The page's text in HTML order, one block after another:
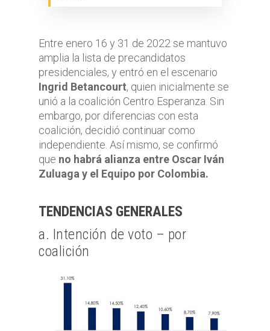
Entre enero 16 y 31 de 2022 se mantuvo
amplia la lista de precandidatos
presidenciales, y entró en el escenario
Ingrid Betancourt, quien inicialmente se
unió a la coalición Centro Esperanza. Sin
embargo, por diferencias con esta
coalición, decidió continuar como
independiente. Así mismo, se confirmó
que no habrá alianza entre Oscar Iván
Zuluaga y el Equipo por Colombia.
TENDENCIAS GENERALES
a. Intención de voto – por
coalición